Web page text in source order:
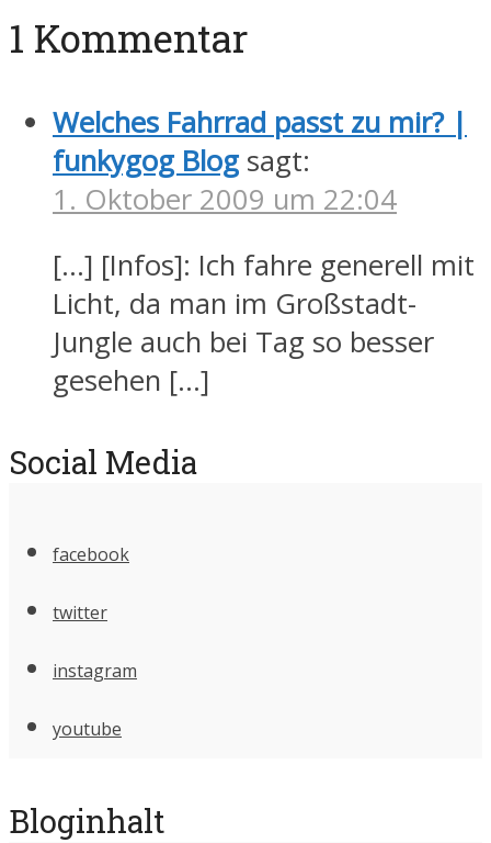
1 Kommentar
Welches Fahrrad passt zu mir? |
funkygog Blog sagt:
1. Oktober 2009 um 22:04
[…] [Infos]: Ich fahre generell mit
Licht, da man im Großstadt-
Jungle auch bei Tag so besser
gesehen […]
Social Media
facebook
twitter
instagram
youtube
Bloginhalt